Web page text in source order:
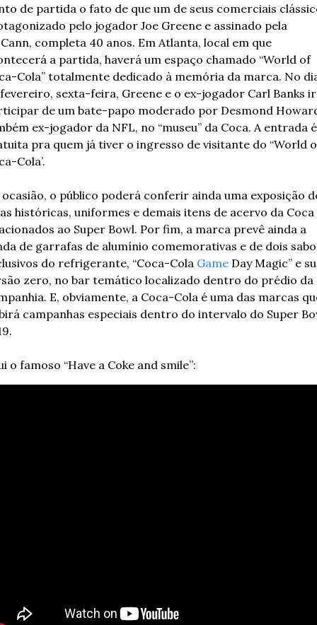
de partida o fato de que um de seus comerciais
pelo jogador Joe Greene e assinado pela
completa 40 anos. Em Atlanta, local em que
a partida, haverá um espaço chamado “World of
Cola” totalmente dedicado à memória da marca. No
sexta-feira, Greene e o ex-jogador Carl Banks
de um bate-papo moderado por Desmond
ex-jogador da NFL, no “museu” da Coca. A entrada é
pra quem já tiver o ingresso de visitante do “World
Cola’.
o público poderá conferir ainda uma exposição
históricas, uniformes e demais itens de acervo da Coca
ao Super Bowl. Por fim, a marca prevê ainda a
de garrafas de alumínio comemorativas e de dois
do refrigerante, “Coca-Cola Game Day Magic” e
zero, no bar temático localizado dentro do prédio da
E, obviamente, a Coca-Cola é uma das marcas
campanhas especiais dentro do intervalo do Super
o famoso “Have a Coke and smile”: